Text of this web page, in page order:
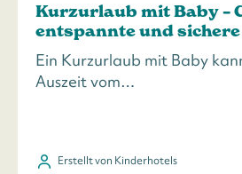
Kurzurlaub mit Baby –
entspannte und sichere
Ein Kurzurlaub mit Baby
Auszeit vom…
Erstellt von Kinderhotels